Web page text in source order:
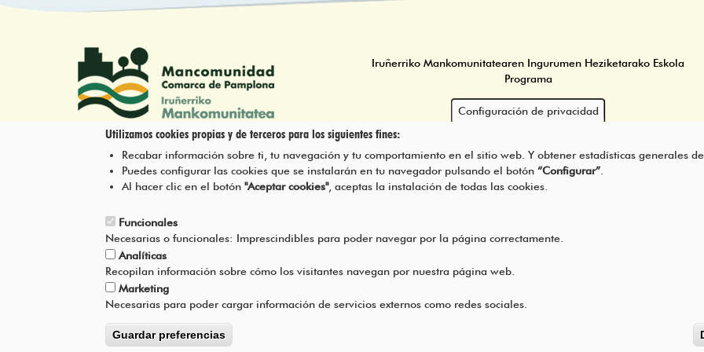
Tel.: 948 203 444
atencion@mancoeduca.com
Iruñerriko Mankomunitatearen Ingurumen Heziketarako Eskola
Programa
Configuración de privacidad
Utilizamos cookies propias y de terceros para los siguientes fines:
Recabar información sobre ti, tu navegación y tu comportamiento en el sitio web. Y obtener estadísticas generales de
Puedes configurar las cookies que se instalarán en tu navegador pulsando el botón“Configurar”
Al hacer clic en el botón"Aceptar cookies", aceptas la instalación de todas las cookies.
Funcionales
Necesarias o funcionales: Imprescindibles para poder navegar por la página correctamente.
Analíticas
Recopilan información sobre cómo los visitantes navegan por nuestra página web.
Marketing
Necesarias para poder cargar información de servicios externos como redes sociales.
Guardar preferencias